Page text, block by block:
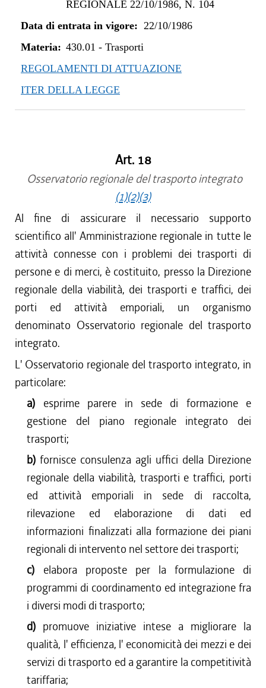
REGIONALE 22/10/1986, N. 104
Data di entrata in vigore: 22/10/1986
Materia: 430.01 - Trasporti
REGOLAMENTI DI ATTUAZIONE
ITER DELLA LEGGE
Art. 18
Osservatorio regionale del trasporto integrato
(1)(2)(3)
Al fine di assicurare il necessario supporto
scientifico all' Amministrazione regionale in tutte le
attività connesse con i problemi dei trasporti di
persone e di merci, è costituito, presso la Direzione
regionale della viabilità, dei trasporti e traffici, dei
porti ed attività emporiali, un organismo
denominato Osservatorio regionale del trasporto
integrato.
L' Osservatorio regionale del trasporto integrato, in
particolare:
a) esprime parere in sede di formazione e
gestione del piano regionale integrato dei
trasporti;
b)fornisce consulenza agli uffici della Direzione
regionale della viabilità, trasporti e traffici, porti
ed attività emporiali in sede di raccolta,
rilevazione ed elaborazione di dati ed
informazioni finalizzati alla formazione dei piani
regionali di intervento nel settore dei trasporti;
c) elabora proposte per la formulazione di
programmi di coordinamento ed integrazione fra
i diversi modi di trasporto;
d) promuove iniziative intese a migliorare la
qualità, l' efficienza, l' economicità dei mezzi e dei
servizi di trasporto ed a garantire la competitività
tariffaria;